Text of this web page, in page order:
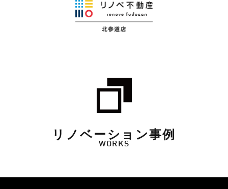
リノベーション事例
WORKS